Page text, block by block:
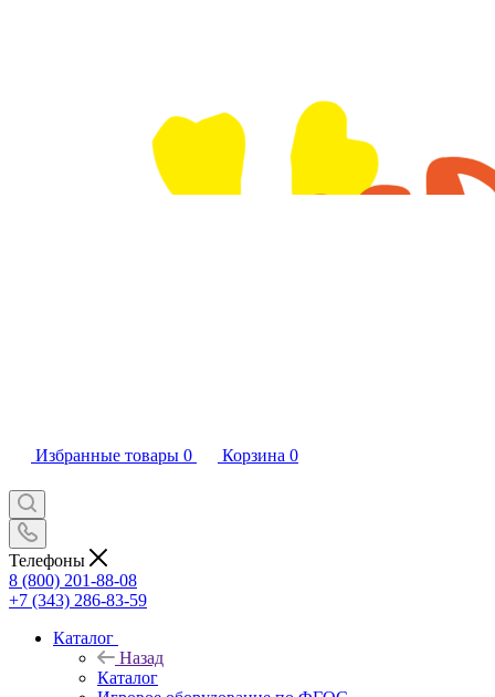
Избранные товары 0 Корзина 0
Телефоны
8 (800) 201-88-08
+7 (343) 286-83-59
Каталог
Назад
Каталог